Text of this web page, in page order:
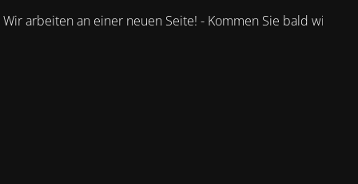
Wir arbeiten an einer neuen Seite! - Kommen Sie bald wieder.